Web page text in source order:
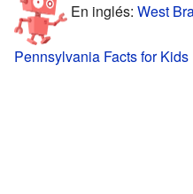
En inglés: West
Pennsylvania Facts for Kids